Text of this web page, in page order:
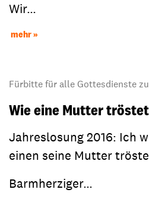
Wir…
mehr
Fürbitte für alle Gottesdienste
Wie eine Mutter
Jahreslosung 2016: Ich
einen seine Mutter
Barmherziger…